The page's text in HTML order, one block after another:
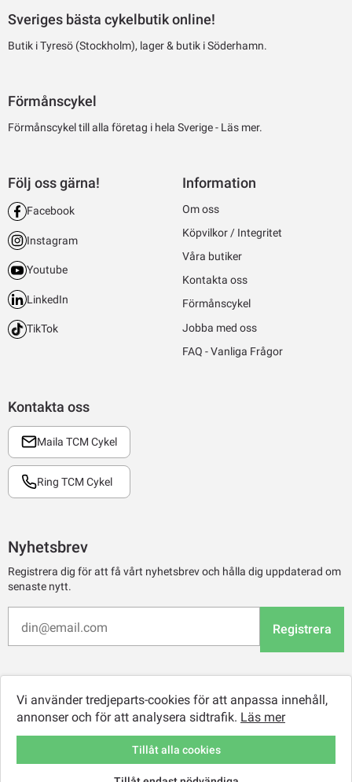
Sveriges bästa cykelbutik online!
Butik i Tyresö (Stockholm), lager & butik i Söderhamn.
Förmånscykel
Förmånscykel till alla företag i hela Sverige - Läs mer.
Kontakta oss
Maila TCM Cykel
Ring TCM Cykel
Följ oss gärna!
Facebook
Instagram
Youtube
LinkedIn
TikTok
Information
Om oss
Köpvilkor / Integritet
Våra butiker
Kontakta oss
Förmånscykel
Jobba med oss
FAQ - Vanliga Frågor
Nyhetsbrev
Registrera dig för att få vårt nyhetsbrev och hålla dig uppdaterad om
senaste nytt.
Registrera
Vi använder tredjeparts-cookies för att anpassa innehåll,
annonser och för att analysera sidtrafik. Läs mer
Tillåt alla cookies